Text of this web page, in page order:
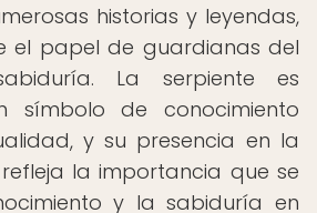
historias y leyendas,
el papel de guardianas del
La serpiente es
símbolo de conocimiento
y su presencia en la
la importancia que se
y la sabiduría en